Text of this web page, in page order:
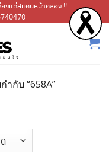
งแค่สแกนหน้ากล่อง !!
กับ “658A”